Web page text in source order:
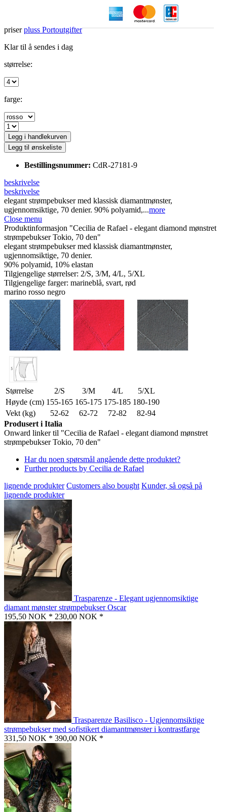
priserpluss Portoutgifter
Klar til å sendes i dag
størrelse:
farge:
Legg i handlekurven
Legg til ønskeliste
Bestillingsnummer: CdR-27181-9
beskrivelse
beskrivelse
elegant strømpebukser med klassisk diamantmønster,
ugjennomsiktige, 70 denier. 90% polyamid,...more
Close menu
Produktinformasjon "Cecilia de Rafael - elegant diamond mønstret
strømpebukser Tokio, 70 den"
elegant strømpebukser med klassisk diamantmønster,
ugjennomsiktige, 70 denier.
90% polyamid, 10% elastan
Tilgjengelige størrelser: 2/S, 3/M, 4/L, 5/XL
Tilgjengelige farger: marineblå, svart, rød
marino rosso negro
Størrelse 2/S 3/M 4/L
5/XL
Høyde (cm) 155-165 165-175 175-185 180-190
Vekt (kg)
52-62 62-72 72-82
82-94
Produsert i Italia
Onward linker til "Cecilia de Rafael - elegant diamond mønstret
strømpebukser Tokio, 70 den"
Har du noen spørsmål angående dette produktet?
Further products by Cecilia de Rafael
lignende produkter Customers also bought Kunder, så også på
lignende produkter
Trasparenze - Elegant ugjennomsiktige
diamant mønster strømpebukser Oscar
195,50 NOK * 230,00 NOK *
Trasparenze Basilisco - Ugjennomsiktige
strømpebukser med sofistikert diamantmønster i kontrastfarge
331,50 NOK * 390,00 NOK *